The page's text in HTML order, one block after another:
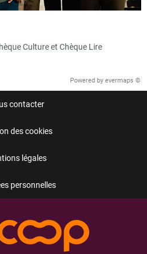
Culture et Chèque Lire
Powered by evermaps ©
contacter
des cookies
légales
personnelles